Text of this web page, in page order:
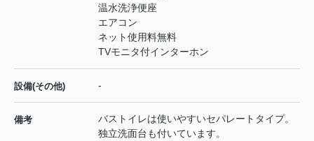
温水洗浄便座
エアコン
ネット使用料無料
TVモニタ付インターホン
設備(その他) -
備考
バストイレは使いやすいセパレートタイプ。
独立洗面台も付いています。